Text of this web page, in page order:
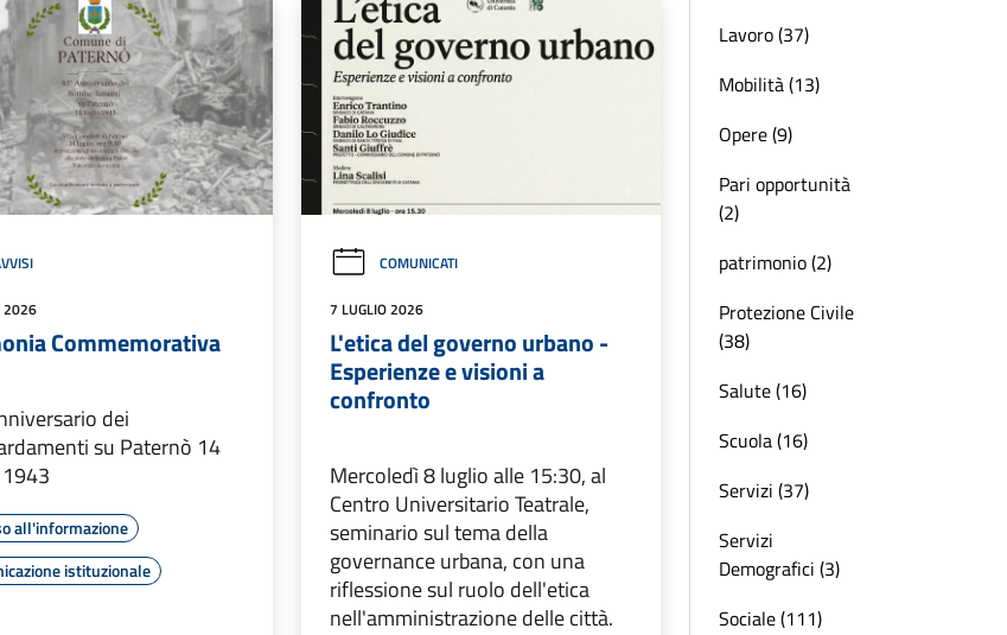
2026
Commemorativa
dei
su Paternò 14
all'informazione
istituzionale
COMUNICATI
7 LUGLIO 2026
L'etica del governo urbano -
Esperienze e visioni a
confronto
Mercoledì 8 luglio alle 15:30, al
Centro Universitario Teatrale,
seminario sul tema della
governance urbana, con una
riflessione sul ruolo dell'etica
nell'amministrazione delle città.
Lavoro (37)
Mobilità (13)
Opere (9)
Pari opportunità
(2)
patrimonio (2)
Protezione Civile
(38)
Salute (16)
Scuola (16)
Servizi (37)
Servizi
Demografici (3)
Sociale (111)